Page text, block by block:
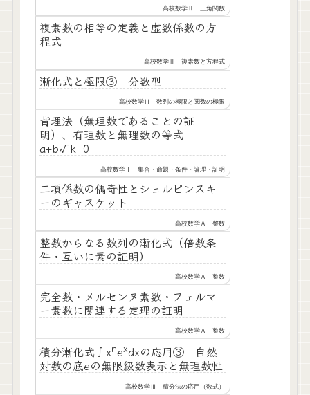
高校数学Ⅱ 三角関数
複素数の相等の定義と虚数係数の方
程式
高校数学Ⅱ 複素数と方程式
漸化式と極限③ 分数型
高校数学Ⅲ 数列の極限と関数の極限
背理法（無理数であることの証
明）、有理数と無理数の等式
a+b√k=0
高校数学Ⅰ 集合・命題・条件・論理・証明
二項係数の偶奇性とシェルピンスキ
ーのギャスケット
高校数学Ａ 整数
整数からなる数列の漸化式（倍数条
件・互いに素の証明）
高校数学Ａ 整数
完全数・メルセンヌ素数・フェルマ
ー素数に関連する定理の証明
高校数学Ａ 整数
積分漸化式∫xnexdxの応用③ 自然
対数の底eの無限級数表示と無理数性
高校数学Ⅲ 積分法の応用（数式）